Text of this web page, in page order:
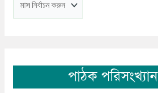
পাঠক পরিসংখ্যান